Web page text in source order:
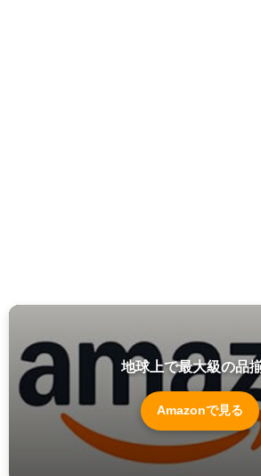
地球上で最大級の品
Amazonで見る